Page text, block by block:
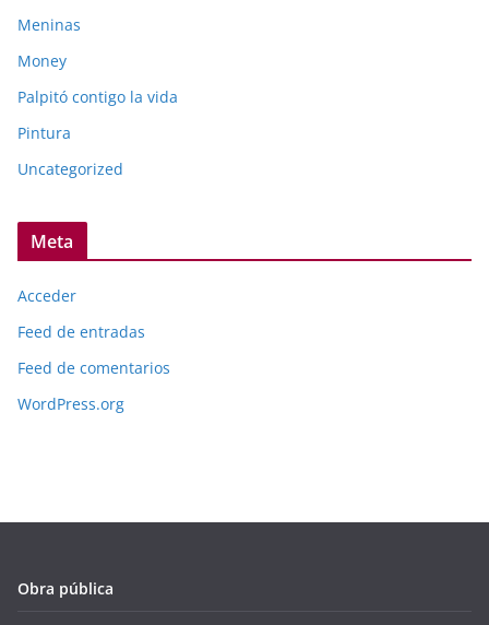
Meninas
Money
Palpitó contigo la vida
Pintura
Uncategorized
Meta
Acceder
Feed de entradas
Feed de comentarios
WordPress.org
Obra pública